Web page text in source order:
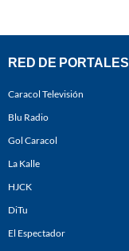
RED DE PORTALES
Caracol Televisión
Blu Radio
Gol Caracol
La Kalle
HJCK
DiTu
El Espectador